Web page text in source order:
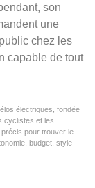
son
une
chez les
capable de tout
électriques, fondée
cyclistes et les
pour trouver le
budget, style